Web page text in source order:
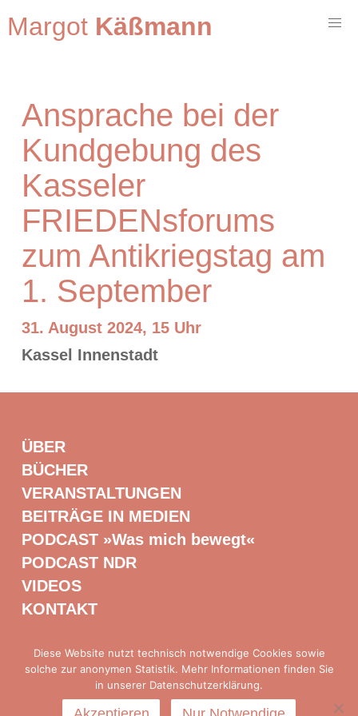
Margot Käßmann
Ansprache bei der
Kundgebung des
Kasseler
FRIEDENsforums
zum Antikriegstag am
1. September
31. August 2024, 15 Uhr
Kassel Innenstadt
ÜBER
BÜCHER
VERANSTALTUNGEN
BEITRÄGE IN MEDIEN
PODCAST »Was mich bewegt«
PODCAST NDR
VIDEOS
KONTAKT
Presse |Impressum| Datenschutz
Diese Website nutzt technisch notwendige Cookies sowie
solche zur anonymen Statistik. Mehr Informationen finden Sie
in unserer Datenschutzerklärung.